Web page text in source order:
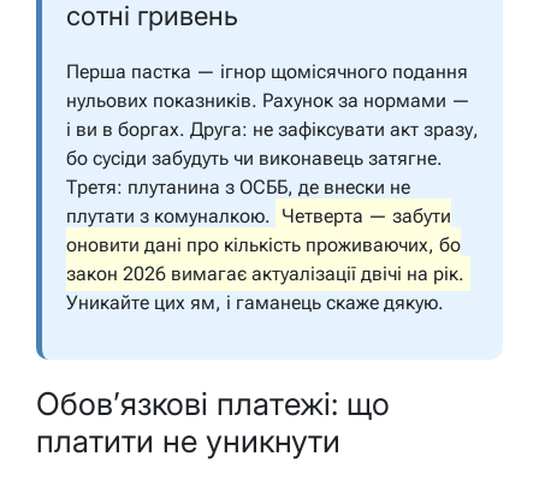
сотні гривень
Перша пастка — ігнор щомісячного подання
нульових показників. Рахунок за нормами —
і ви в боргах. Друга: не зафіксувати акт зразу,
бо сусіди забудуть чи виконавець затягне.
Третя: плутанина з ОСББ, де внески не
плутати з комуналкою.
Четверта — забути
оновити дані про кількість проживаючих, бо
закон 2026 вимагає актуалізації двічі на рік.
Уникайте цих ям, і гаманець скаже дякую.
Обов’язкові платежі: що
платити не уникнути